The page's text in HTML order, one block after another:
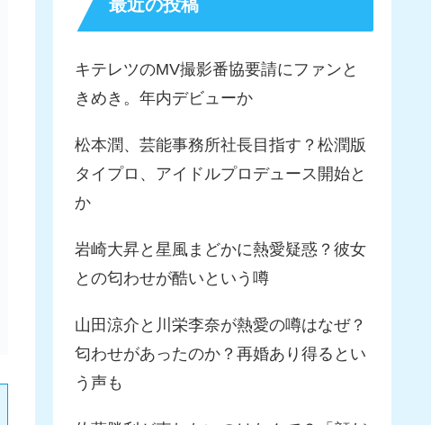
最近の投稿
キテレツのMV撮影番協要請にファンと
きめき。年内デビューか
松本潤、芸能事務所社長目指す？松潤版
タイプロ、アイドルプロデュース開始と
か
岩崎大昇と星風まどかに熱愛疑惑？彼女
との匂わせが酷いという噂
山田涼介と川栄李奈が熱愛の噂はなぜ？
匂わせがあったのか？再婚あり得るとい
う声も